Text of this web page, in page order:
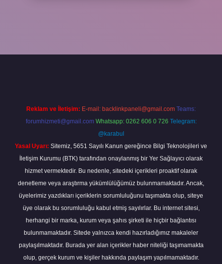
Reklam ve İletişim: E-mail: backlinkpaneli@gmail.com Teams:
forumhizmeti@gmail.com Whatsapp: 0262 606 0 726 Telegram:
@karabul
Yasal Uyarı: Sitemiz, 5651 Sayılı Kanun gereğince Bilgi Teknolojileri ve
İletişim Kurumu (BTK) tarafından onaylanmış bir Yer Sağlayıcı olarak
hizmet vermektedir. Bu nedenle, sitedeki içerikleri proaktif olarak
denetleme veya araştırma yükümlülüğümüz bulunmamaktadır. Ancak,
üyelerimiz yazdıkları içeriklerin sorumluluğunu taşımakta olup, siteye
üye olarak bu sorumluluğu kabul etmiş sayılırlar. Bu internet sitesi,
herhangi bir marka, kurum veya şahıs şirketi ile hiçbir bağlantısı
bulunmamaktadır. Sitede yalnızca kendi hazırladığımız makaleler
paylaşılmaktadır. Burada yer alan içerikler haber niteliği taşımamakta
olup, gerçek kurum ve kişiler hakkında paylaşım yapılmamaktadır.